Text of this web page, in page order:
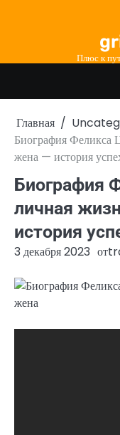
Плюс к
Главная
Биография Феликса
жена — история
Биография
личная
история
3 декабря 2023 от